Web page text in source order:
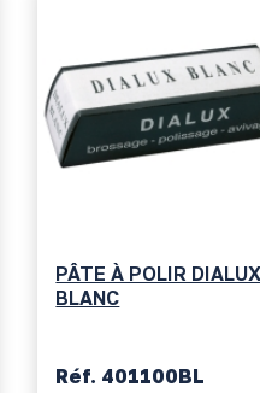
PÂTE À POLIR
BLANC
Réf. 401100BL